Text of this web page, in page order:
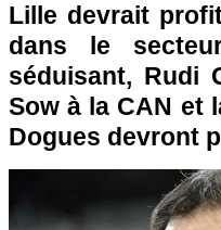
Lille devrait
dans le
séduisant, Rudi
Sow à la CAN et
Dogues devront